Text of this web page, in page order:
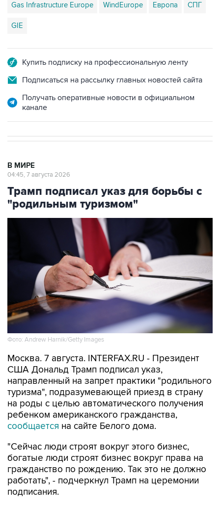
Gas Infrastructure Europe WindEurope Европа СПГ
GIE
Купить подписку на профессиональную ленту
Подписаться на рассылку главных новостей сайта
Получать оперативные новости в официальном
канале
В МИРЕ
04:45, 7 августа 2026
Трамп подписал указ для борьбы с
"родильным туризмом"
Фото: Andrew Harnik/Getty Images
Москва. 7 августа. INTERFAX.RU - Президент
США Дональд Трамп подписал указ,
направленный на запрет практики "родильного
туризма", подразумевающей приезд в страну
на роды с целью автоматического получения
ребенком американского гражданства,
сообщается на сайте Белого дома.
"Сейчас люди строят вокруг этого бизнес,
богатые люди строят бизнес вокруг права на
гражданство по рождению. Так это не должно
работать", - подчеркнул Трамп на церемонии
подписания.